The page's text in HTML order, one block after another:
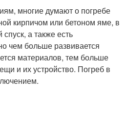
многие думают о погребе
кирпичом или бетоном яме, в
а также есть
чем больше развивается
материалов, тем больше
и их устройство. Погреб в